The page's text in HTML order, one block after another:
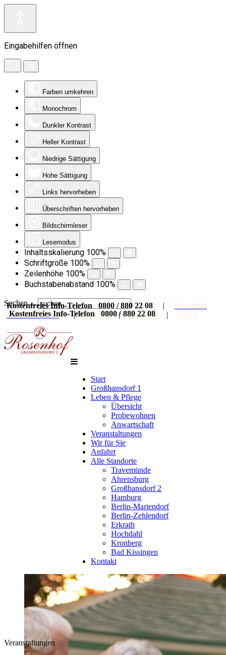
Eingabehilfen öffnen
Farben umkehren
Monochrom
Dunkler Kontrast
Heller Kontrast
Niedrige Sättigung
Hohe Sättigung
Links hervorheben
Überschriften hervorheben
Bildschirmleser
Lesemodus
Inhaltsskalierung 100%
Schriftgröße 100%
Zeilenhöhe 100%
Buchstabenabstand 100%
Suchen ...
Kostenfreies Info-Telefon 0800 / 880 22 08 | Rosenhof
auf Facebook
|Galerie|Karriere | Presse
Kostenfreies Info-Telefon 0800 / 880 22 08
Start
Großhansdorf 1
Leben & Pflege
Übersicht
Probewohnen
Anwartschaft
Veranstaltungen
Wir für Sie
Anfahrt
Alle Standorte
Travemünde
Ahrensburg
Großhansdorf 2
Hamburg
Berlin-Mariendorf
Berlin-Zehlendorf
Erkrath
Hochdahl
Kronberg
Bad Kissingen
Kontakt
Veranstaltungen